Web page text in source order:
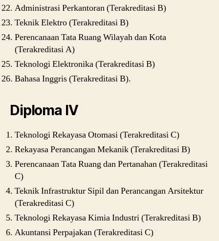
Administrasi Perkantoran (Terakreditasi B)
Teknik Elektro (Terakreditasi B)
Perencanaan Tata Ruang Wilayah dan Kota
(Terakreditasi A)
Teknologi Elektronika (Terakreditasi B)
Bahasa Inggris (Terakreditasi B).
Diploma IV
Teknologi Rekayasa Otomasi (Terakreditasi C)
Rekayasa Perancangan Mekanik (Terakreditasi B)
Perencanaan Tata Ruang dan Pertanahan (Terakreditasi
C)
Teknik Infrastruktur Sipil dan Perancangan Arsitektur
(Terakreditasi C)
Teknologi Rekayasa Kimia Industri (Terakreditasi B)
Akuntansi Perpajakan (Terakreditasi C)